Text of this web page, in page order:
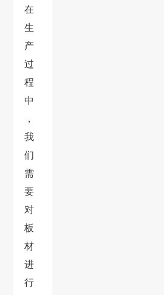
在
生
产
过
程
中
，
我
们
需
要
对
板
材
进
行